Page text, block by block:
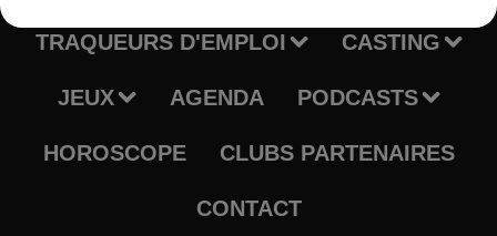
TRAQUEURS D'EMPLOI CASTING
JEUX AGENDA PODCASTS
HOROSCOPE CLUBS PARTENAIRES
CONTACT